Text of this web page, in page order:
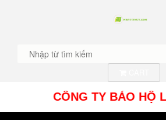
CÔNG TY BẢO HỘ